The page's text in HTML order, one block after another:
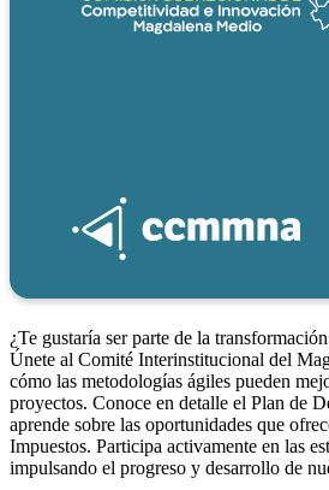
¿Te gustaría ser parte de la
Únete al Comité Interinstitucional del
cómo las metodologías ágiles pueden
proyectos. Conoce en detalle el Plan de
aprende sobre las oportunidades que
Impuestos. Participa activamente en las
impulsando el progreso y desarrollo de